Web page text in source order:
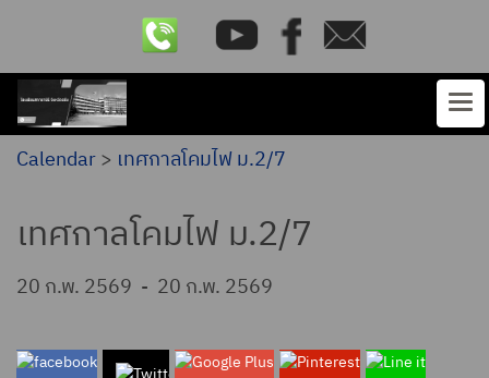
Calendar> เทศกาลโคมไฟ ม.2/7
เทศกาลโคมไฟ ม.2/7
20 ก.พ. 2569 - 20 ก.พ. 2569